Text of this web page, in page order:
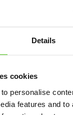
Details
cookies
personalise
features and to
kurz
pohybových
12 kľúčových